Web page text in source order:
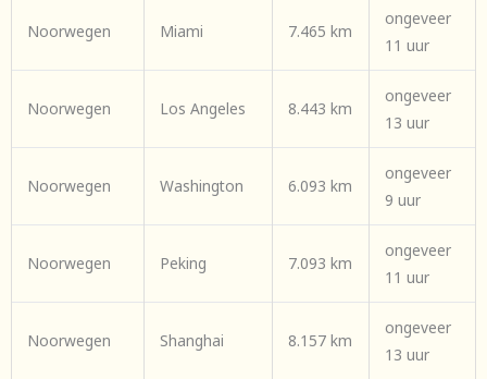
Noorwegen Miami 7.465 km
ongeveer
11 uur
Noorwegen Los Angeles 8.443 km
ongeveer
13 uur
Noorwegen Washington 6.093 km
ongeveer
9 uur
Noorwegen Peking 7.093 km
ongeveer
11 uur
Noorwegen Shanghai 8.157 km
ongeveer
13 uur